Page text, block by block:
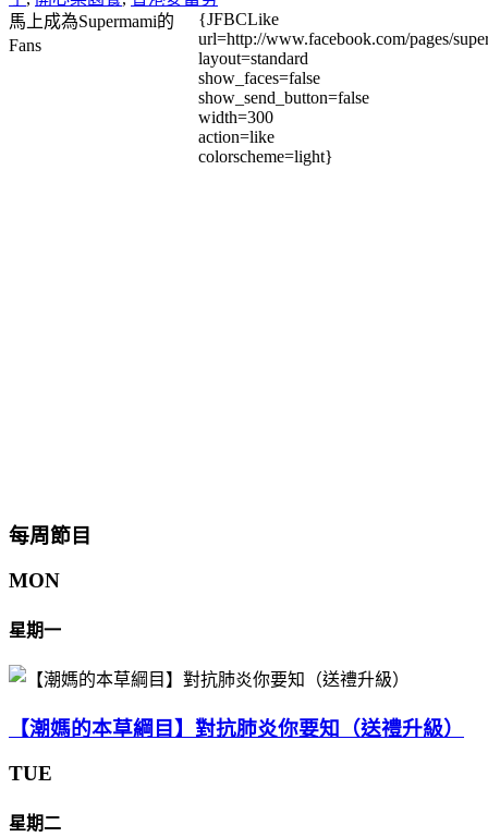
馬上成為Supermami的
Fans
{JFBCLike
url=http://www.facebook.com/pages/
layout=standard
show_faces=false
show_send_button=false
width=300
action=like
colorscheme=light}
每周節目
MON
星期一
【潮媽的本草綱目】對抗肺炎你要知（送禮升級）
TUE
星期二